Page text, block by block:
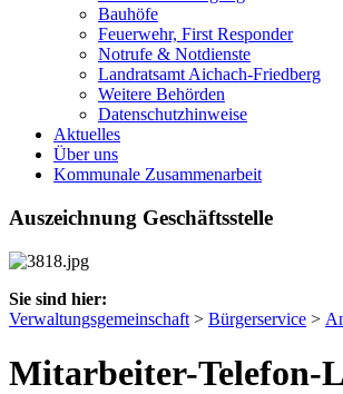
Bauhöfe
Feuerwehr, First Responder
Notrufe & Notdienste
Landratsamt Aichach-Friedberg
Weitere Behörden
Datenschutzhinweise
Aktuelles
Über uns
Kommunale Zusammenarbeit
Auszeichnung Geschäftsstelle
Sie sind hier:
Verwaltungsgemeinschaft > Bürgerservice >
Mitarbeiter-Telefon-